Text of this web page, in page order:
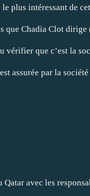
plus intéressant
Chadia Clot
que c’est
assurée par la
avec les